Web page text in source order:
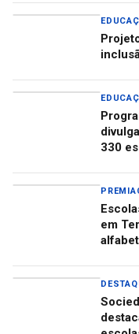
330
em